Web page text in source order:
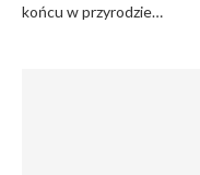
końcu w przyrodzie…